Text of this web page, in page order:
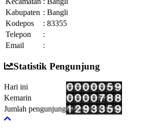
Kabupaten : Bangli
Kodepos
: 83355
Telepon
:
Email
:
Statistik Pengunjung
Hari ini
Kemarin
Jumlah pengunjung